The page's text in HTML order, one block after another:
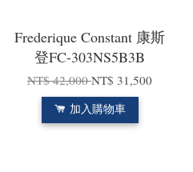
Frederique Constant 康斯
登FC-303NS5B3B
NT$ 42,000NT$ 31,500
加入購物車